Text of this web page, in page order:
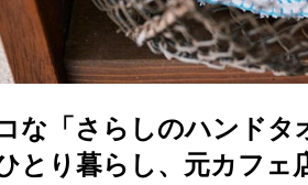
な「さらしのハンドタ
とり暮らし、元カフェ